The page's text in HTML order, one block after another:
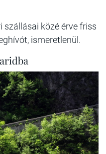
közé érve friss
ismeretlenül.